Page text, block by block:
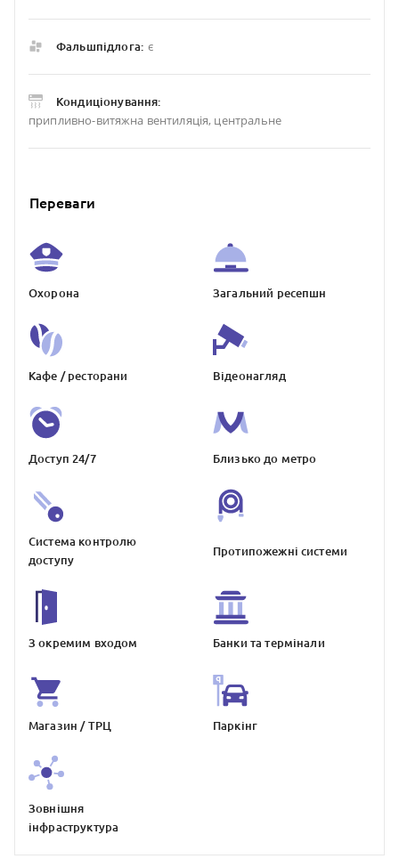
Фальшпідлога: є
Кондиціонування:
припливно-витяжна вентиляція, центральне
Переваги
Охорона Загальний ресепшн
Кафе / ресторани Відеонагляд
Доступ 24/7 Близько до метро
Система контролю
доступу
Протипожежнi системи
З окремим входом Банки та термiнали
Магазин / ТРЦ Паркiнг
Зовнiшня
iнфраструктура